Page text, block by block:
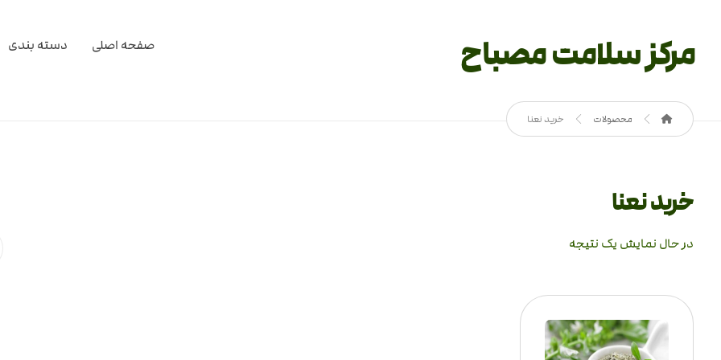
مرکز سلامت مصباح صفحه اصلی دسته بندی
محصولات خرید نعنا
خرید نعنا
در حال نمایش یک نتیجه